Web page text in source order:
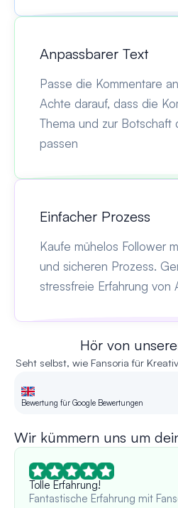
Anpassbarer Text
Passe die Kommentare
Achte darauf, dass die
Thema und zur Botschaft
passen
Einfacher Prozess
Kaufe mühelos Follower
und sicheren Prozess.
stressfreie Erfahrung von
Hör von
Seht selbst, wie Fansoria für
Bewertung für Google Bewertungen
Wir kümmern uns um
Tolle Erfahrung!
Fantastische Erfahrung mit